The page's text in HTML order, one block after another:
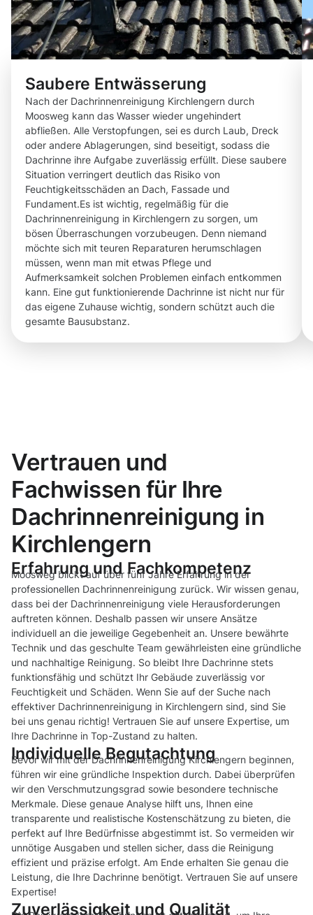
Saubere Entwässerung
Nach der Dachrinnenreinigung Kirchlengern durch
Moosweg kann das Wasser wieder ungehindert
abfließen. Alle Verstopfungen, sei es durch Laub, Dreck
oder andere Ablagerungen, sind beseitigt, sodass die
Dachrinne ihre Aufgabe zuverlässig erfüllt. Diese saubere
Situation verringert deutlich das Risiko von
Feuchtigkeitsschäden an Dach, Fassade und
Fundament.Es ist wichtig, regelmäßig für die
Dachrinnenreinigung in Kirchlengern zu sorgen, um
bösen Überraschungen vorzubeugen. Denn niemand
möchte sich mit teuren Reparaturen herumschlagen
müssen, wenn man mit etwas Pflege und
Aufmerksamkeit solchen Problemen einfach entkommen
kann. Eine gut funktionierende Dachrinne ist nicht nur für
das eigene Zuhause wichtig, sondern schützt auch die
gesamte Bausubstanz.
Vertrauen und
Fachwissen für Ihre
Dachrinnenreinigung in
Kirchlengern
Erfahrung und Fachkompetenz
Moosweg blickt auf über fünf Jahre Erfahrung in der
professionellen Dachrinnenreinigung zurück. Wir wissen genau,
dass bei der Dachrinnenreinigung viele Herausforderungen
auftreten können. Deshalb passen wir unsere Ansätze
individuell an die jeweilige Gegebenheit an. Unsere bewährte
Technik und das geschulte Team gewährleisten eine gründliche
und nachhaltige Reinigung. So bleibt Ihre Dachrinne stets
funktionsfähig und schützt Ihr Gebäude zuverlässig vor
Feuchtigkeit und Schäden. Wenn Sie auf der Suche nach
effektiver Dachrinnenreinigung in Kirchlengern sind, sind Sie
bei uns genau richtig! Vertrauen Sie auf unsere Expertise, um
Ihre Dachrinne in Top-Zustand zu halten.
Individuelle Begutachtung
Bevor wir mit der Dachrinnenreinigung Kirchlengern beginnen,
führen wir eine gründliche Inspektion durch. Dabei überprüfen
wir den Verschmutzungsgrad sowie besondere technische
Merkmale. Diese genaue Analyse hilft uns, Ihnen eine
transparente und realistische Kostenschätzung zu bieten, die
perfekt auf Ihre Bedürfnisse abgestimmt ist. So vermeiden wir
unnötige Ausgaben und stellen sicher, dass die Reinigung
effizient und präzise erfolgt. Am Ende erhalten Sie genau die
Leistung, die Ihre Dachrinne benötigt. Vertrauen Sie auf unsere
Expertise!
Zuverlässigkeit und Qualität